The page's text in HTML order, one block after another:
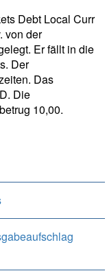
Debt Local Curr
von der
Er fällt in die
Der
Das
Die
10,00.